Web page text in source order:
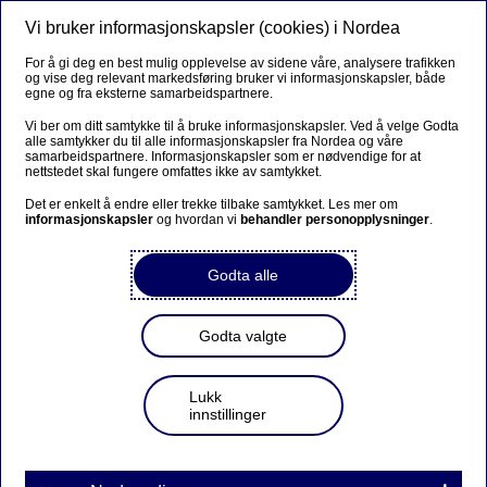
Situasjonen i Midtøsten – slik
påvirker det markedene
Sjefstrateg Joachim Bernhardsen gir deg en analyse av
det som skjer.
Vil du snakke med en rådgiver? Book møte
Sparing og investering
Våpenhvile gir kraftig
Vi bruker informasjonskapsler (cookies) i Nordea
For å gi deg en best mulig opplevelse av sidene våre, analysere trafikken
og vise deg relevant markedsføring bruker vi informasjonskapsler, både
egne og fra eksterne samarbeidspartnere.
Vi ber om ditt samtykke til å bruke informasjonskapsler. Ved å velge Godta
alle samtykker du til alle informasjonskapsler fra Nordea og våre
samarbeidspartnere. Informasjonskapsler som er nødvendige for at
nettstedet skal fungere omfattes ikke av samtykket.
Det er enkelt å endre eller trekke tilbake samtykket. Les mer om
informasjonskapsler og hvordan vi behandler personopplysninger.
Godta alle
Godta valgte
Lukk
innstillinger